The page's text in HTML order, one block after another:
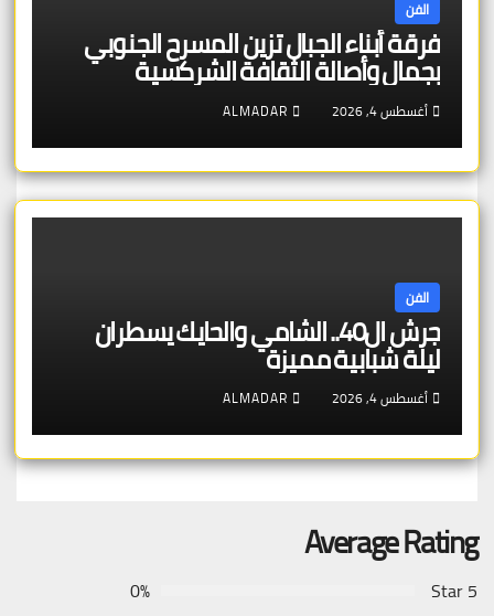
الفن
فرقة أبناء الجبال تزين المسرح الجنوبي
بجمال وأصالة الثقافة الشركسية
أغسطس 4, 2026 ALMADAR
الفن
جرش ال40.. الشامي والحايك يسطران
ليلة شبابية مميزة
أغسطس 4, 2026 ALMADAR
Average Rating
5 Star
0%